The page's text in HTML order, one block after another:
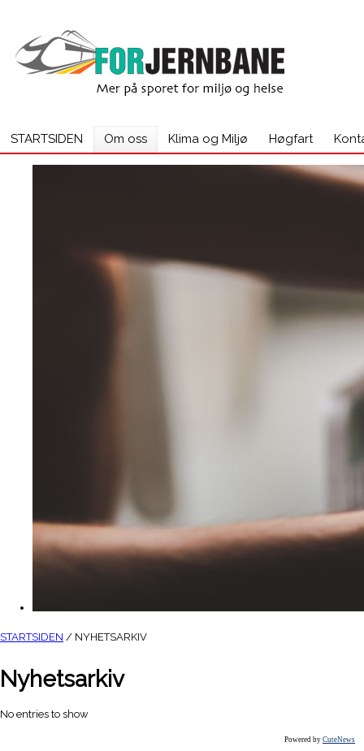
STARTSIDEN Om oss Klima og Miljø Høgfart
STARTSIDEN / NYHETSARKIV
Nyhetsarkiv
No entries to show
Powered by CuteNews